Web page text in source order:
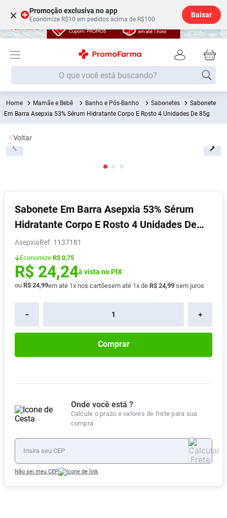
× Promoção exclusiva no app
Economize R$10 em pedidos acima de R$100
Baixar
O que você está buscando?
Mamãe e Bebê Banho e Pós-Banho Sabonetes
Sabonete
Em Barra Asepxia 53% Sérum Hidratante Corpo E Rosto 4 Unidades De 85g
Sabonete Em Barra Asepxia 53% Sérum
Hidratante Corpo E Rosto 4 Unidades De
85g
Asepxia : 1137181
Economize R$ 0,75
R$ 24,24à vista no PIX
ou R$ 24,99em até 1x nos cartõesem até 1x de R$ 24,99 sem juros
＋
－
Comprar
Onde você está ?
Calcule o prazo e valores de frete para sua
compra.
Não sei meu CEP
Voltar
Termos mais buscados
1º Fralda
2
5º Fralda G
6º Shampoo
7º Desodorante
8º Vitamina D
9º Absorvente
10 º Lavitan